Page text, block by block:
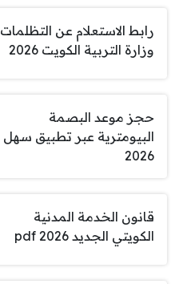
رابط الاستعلام عن التظلمات
وزارة التربية الكويت 2026
حجز موعد البصمة
البيومترية عبر تطبيق سهل
2026
قانون الخدمة المدنية
الكويتي الجديد pdf 2026